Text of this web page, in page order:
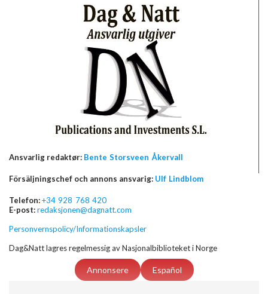
Ansvarlig redaktør: Bente Storsveen Åkervall
Försäljningschef och annons ansvarig: Ulf Lindblom
Telefon:+34 928 768 420
E-post:redaksjonen@dagnatt.com
Personvernspolicy/Informationskapsler
Dag&Natt lagres regelmessig av Nasjonalbiblioteket i Norge
Annonsere Español